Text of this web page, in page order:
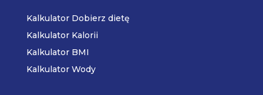
Kalkulator Dobierz dietę
Kalkulator Kalorii
Kalkulator BMI
Kalkulator Wody